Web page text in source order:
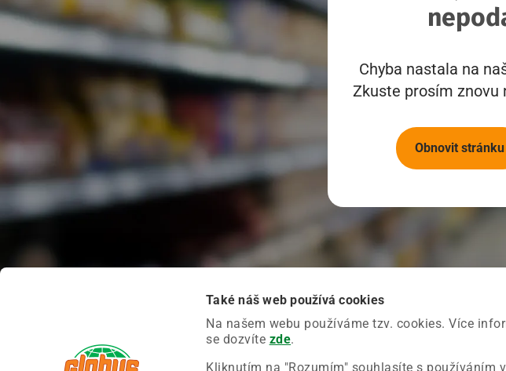
Také náš web používá cookies
Na našem webu používáme tzv. cookies. Více
se dozvíte zde.
Kliknutím na "Rozumím" souhlasíte s používáním
Chyba nastala na
Zkuste prosím znovu
Obnovit stránku